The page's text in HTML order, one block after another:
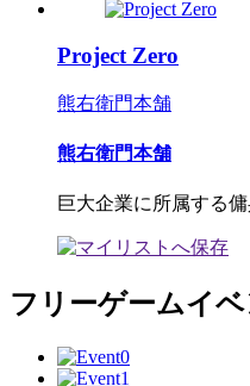
Project Zero
熊右衛門本舗
熊右衛門本舗
巨大企業に所属する
フリーゲームイベ